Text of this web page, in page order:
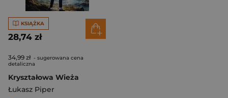
KSIĄŻKA
28,74 zł
34,99 zł - sugerowana cena
detaliczna
Kryształowa Wieża
Łukasz Piper